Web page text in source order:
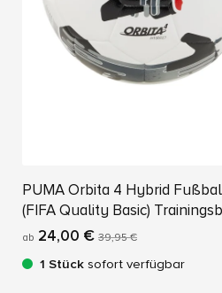
PUMA Orbita 4 Hybrid
(FIFA Quality Basic)
ab 24,00 € 39,95 €
1 Stück sofort verfügbar